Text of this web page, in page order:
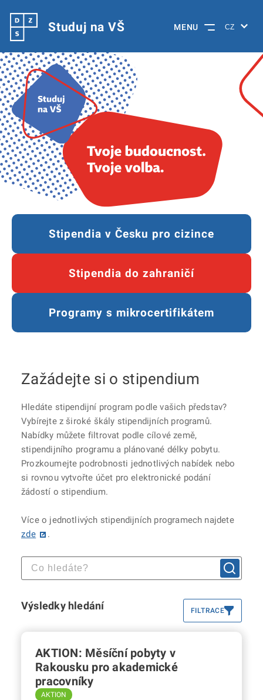
Studuj na VŠ MENU
Stipendia v Česku pro cizince
Stipendia do zahraničí
Programy s mikrocertifikátem
Zažádejte si o stipendium
Hledáte stipendijní program podle vašich představ?
Vybírejte z široké škály stipendijních programů.
Nabídky můžete filtrovat podle cílové země,
stipendijního programu a plánované délky pobytu.
Prozkoumejte podrobnosti jednotlivých nabídek nebo
si rovnou vytvořte účet pro elektronické podání
žádostí o stipendium.
Více o jednotlivých stipendijních programech najdete
zde
.
Výsledky hledání FILTRACE
AKTION: Měsíční pobyty v
Rakousku pro akademické
pracovníky
AKTION